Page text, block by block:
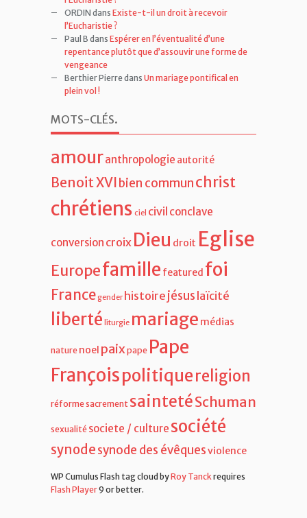
dans
Existe-t-il un droit à recevoir
l’Eucharistie ?
Paul B
dans
Espérer en l’éventualité d’une
repentance plutôt que d’assouvir une forme de
vengeance
Berthier Pierre
dans
Un mariage pontifical en
plein vol !
MOTS-CLÉS
amour anthropologie autorité
Benoit XVIbien commun christ
chrétiens civil conclave
conversion croix Dieu droit Eglise
Europefamille featured foi
France histoire jésus laïcité
liberté mariage médias
noel paix
Pape
Françoispolitiquereligion
réforme saintetéSchuman
sexualité societe / culture société
synode synode des évêques violence
WP Cumulus Flash tag cloud by Roy Tanck
requires
Flash Player
9 or better.